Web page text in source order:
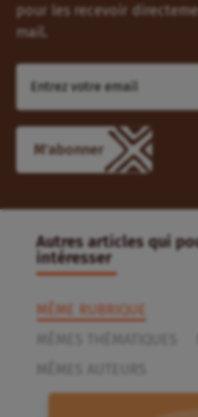
pour les recevoir
mail.
M'abonner
Autres articles qui
intéresser
MÊME RUBRIQUE